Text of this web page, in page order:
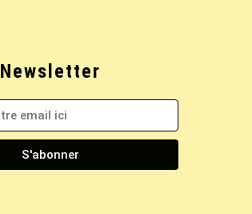
Newsletter